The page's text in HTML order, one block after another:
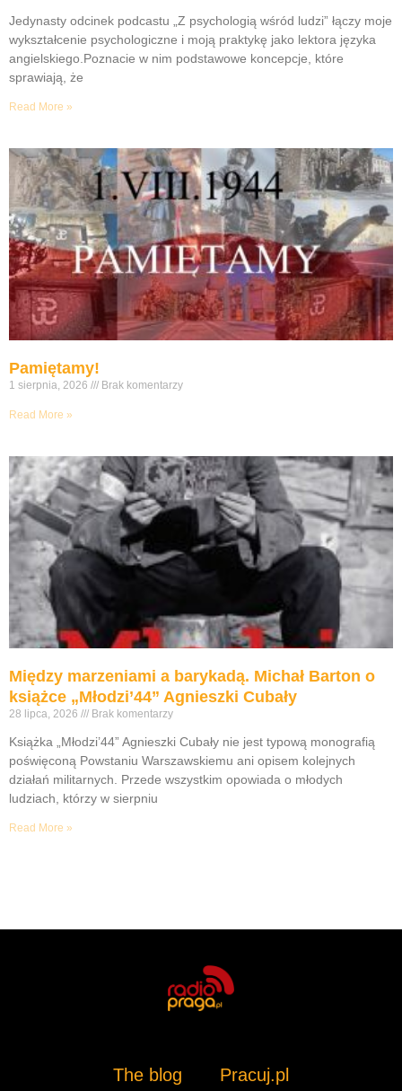
Jedynasty odcinek podcastu „Z psychologią wśród ludzi” łączy moje
wykształcenie psychologiczne i moją praktykę jako lektora języka
angielskiego.Poznacie w nim podstawowe koncepcje, które
sprawiają, że
Read More »
Pamiętamy!
1 sierpnia, 2026 Brak komentarzy
Read More »
Między marzeniami a barykadą. Michał Barton o
książce „Młodzi’44” Agnieszki Cubały
28 lipca, 2026 Brak komentarzy
Książka „Młodzi’44” Agnieszki Cubały nie jest typową monografią
poświęconą Powstaniu Warszawskiemu ani opisem kolejnych
działań militarnych. Przede wszystkim opowiada o młodych
ludziach, którzy w sierpniu
Read More »
The blog Pracuj.pl